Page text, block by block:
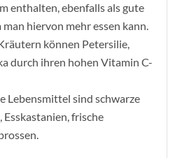
enthalten, ebenfalls als gute
hiervon mehr essen kann.
können Petersilie,
durch ihren hohen Vitamin C-
Lebensmittel sind schwarze
Esskastanien, frische